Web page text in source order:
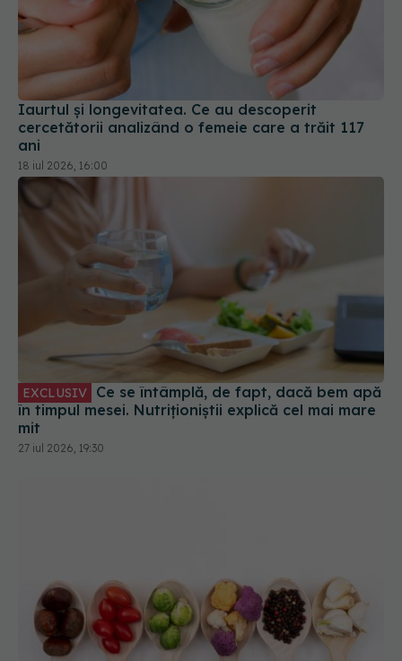
Iaurtul și longevitatea. Ce au descoperit
cercetătorii analizând o femeie care a trăit 117
ani
18 iul 2026, 16:00
EXCLUSIV Ce se întâmplă, de fapt, dacă bem apă
în timpul mesei. Nutriționiștii explică cel mai mare
27 iul 2026, 19:30
Nu doar salata contează! Alimentul ieftin care îți
poate hrăni intestinul și creierul